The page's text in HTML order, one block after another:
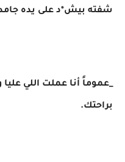
شفته بيش*د على يده
_عموماً أنا عملت اللي
براحتك.